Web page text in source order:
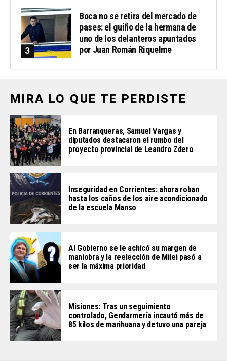
Boca no se retira del mercado de
pases: el guiño de la hermana de
uno de los delanteros apuntados
por Juan Román Riquelme
MIRA LO QUE TE PERDISTE
En Barranqueras, Samuel Vargas y
diputados destacaron el rumbo del
proyecto provincial de Leandro Zdero
Inseguridad en Corrientes: ahora roban
hasta los caños de los aire acondicionado
de la escuela Manso
Al Gobierno se le achicó su margen de
maniobra y la reelección de Milei pasó a
ser la máxima prioridad
Misiones: Tras un seguimiento
controlado, Gendarmería incautó más de
85 kilos de marihuana y detuvo una pareja